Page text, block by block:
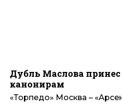
Дубль Маслова
канонирам
«Торпедо» Москва –